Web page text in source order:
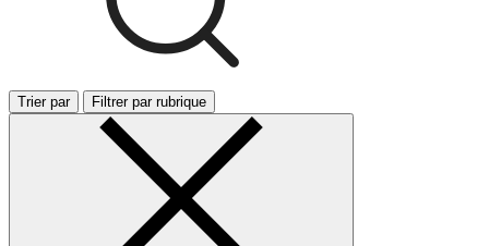
Trier par Filtrer par rubrique